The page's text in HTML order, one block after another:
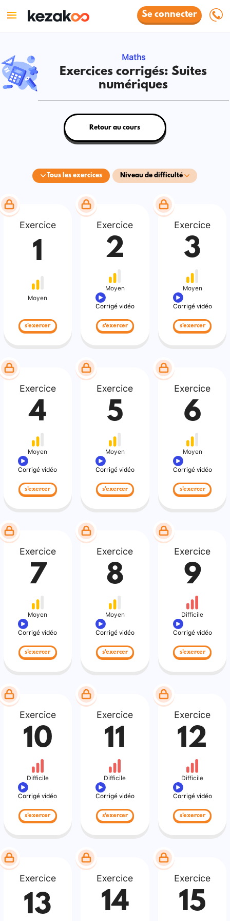
Se connecter
Maths
Exercices corrigés: Suites
numériques
Tous les exercices Niveau de difficulté
Retour au cours
Exercice
1
Moyen
s'exercer
Exercice
2
Moyen
Corrigé vidéo
s'exercer
Exercice
3
Moyen
Corrigé vidéo
s'exercer
Exercice
4
Moyen
Corrigé vidéo
s'exercer
Exercice
5
Moyen
Corrigé vidéo
s'exercer
Exercice
6
Moyen
Corrigé vidéo
s'exercer
Exercice
7
Moyen
Corrigé vidéo
s'exercer
Exercice
8
Moyen
Corrigé vidéo
s'exercer
Exercice
9
Difficile
Corrigé vidéo
s'exercer
Exercice
10
Difficile
Corrigé vidéo
s'exercer
Exercice
11
Difficile
Corrigé vidéo
s'exercer
Exercice
12
Difficile
Corrigé vidéo
s'exercer
Exercice
13
Exercice
14
Exercice
15